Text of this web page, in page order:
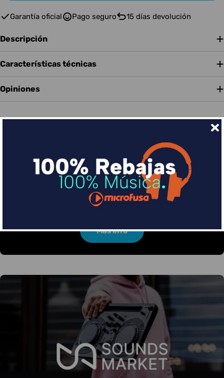
Garantía oficial Pago seguro 15 días devolución
Descripción
Características técnicas
Opiniones
Financia tus compras con Sequra
Divide en 3 sin coste o hasta en 18 meses por una
pequeña cuota al mes con Sequra
Más info